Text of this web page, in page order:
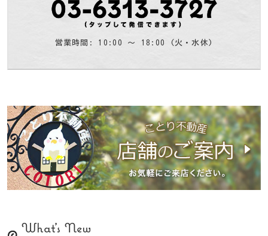
営業時間: 10:00 〜 18:00 (火・水休)
What's New